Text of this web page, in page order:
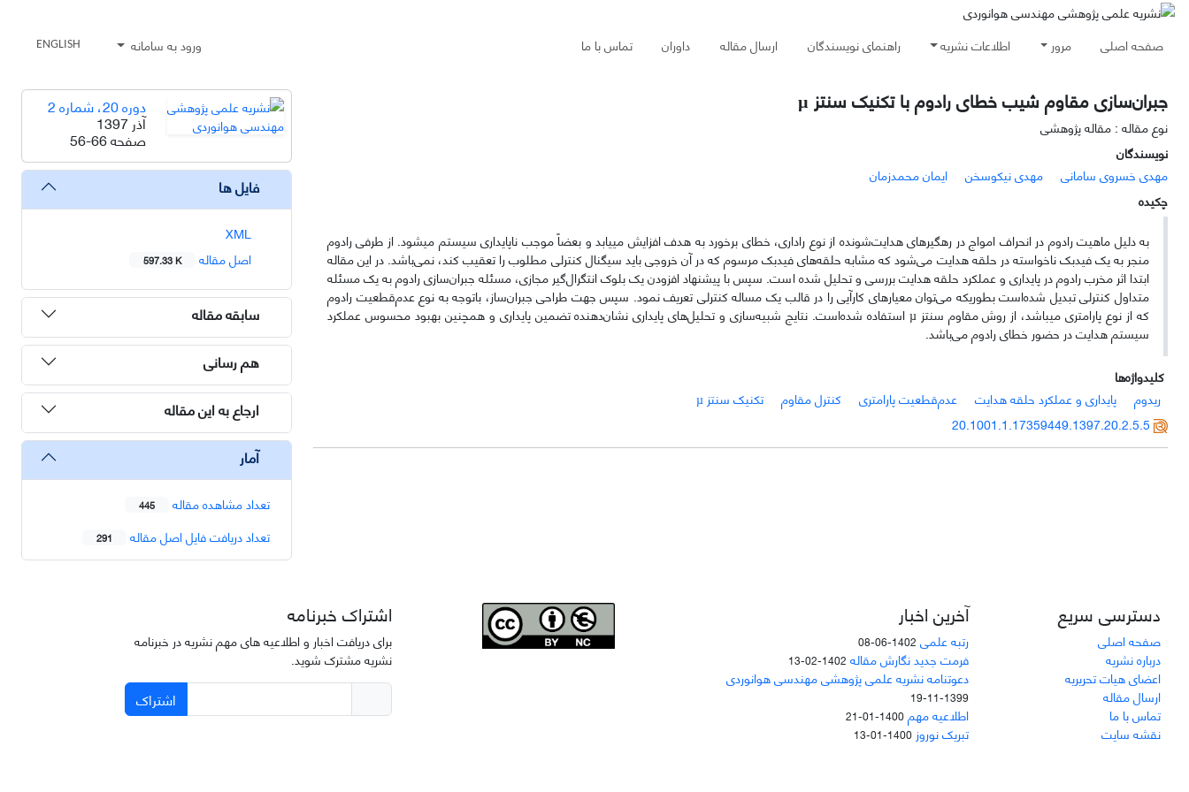
صفحه اصلی مرور اطلاعات نشریه راهنمای نویسندگان ارسال مقاله داوران تماس با ما ورود به سامانه ENGLISH
جبران‌سازی مقاوم شیب خطای رادوم با تکنیک سنتز µ
نوع مقاله : مقاله پژوهشی
نویسندگان
مهدی خسروی سامانی
مهدی نیکوسخن
ایمان محمدزمان
چکیده
به دلیل ماهیت رادوم در انحراف امواج در رهگیرهای هدایت‌شونده از نوع راداری، خطای برخورد به هدف افزایش می­یابد و بعضاً موجب ناپایداری سیستم می­­­­­شود. از طرفی رادوم
منجر به یک فیدبک ناخواسته در حلقه هدایت می‌شود که مشابه حلقه‌های فیدبک مرسوم که در آن خروجی باید سیگنال کنترلی مطلوب را تعقیب کند، نمی‌باشد. در این مقاله
ابتدا اثر مخرب رادوم در پایداری و عملکرد حلقه هدایت بررسی و تحلیل شده است. سپس با پیشنهاد افزودن یک بلوک انتگرال‌گیر مجازی، مسئله جبران‌سازی رادوم به یک مسئله
متداول کنترلی تبدیل شده‌است بطوریکه می‌توان معیارهای کارآیی را در قالب یک مساله کنترلی تعریف نمود. سپس جهت طراحی جبران‌ساز، باتوجه به نوع عدم‌قطعیت رادوم
که از نوع پارامتری می­باشد، از روش مقاوم سنتزµ استفاده شده‌است. نتایج شبیه‌سازی و تحلیل‌های پایداری نشان‌دهنده تضمین پایداری و همچنین بهبود محسوس عملکرد
سیستم هدایت در حضور خطای رادوم می‌باشد.
کلیدواژه‌ها
ریدوم
پایداری و عملکرد حلقه هدایت عدم‌قطعیت پارامتری کنترل مقاوم
تکنیک سنتز µ
20.1001.1.17359449.1397.20.2.5.5
دوره 20، شماره 2
آذر 1397
صفحه56-66
فایل ها
XML
اصل مقاله
597.33 K
سابقه مقاله
هم رسانی
ارجاع به این مقاله
آمار
تعداد مشاهده مقاله 445
تعداد دریافت فایل اصل مقاله 291
دسترسی سریع
صفحه اصلی
درباره نشریه
اعضای هیات تحریریه
ارسال مقاله
تماس با ما
نقشه سایت
آخرین اخبار
رتبه علمی 1402-06-08
فرمت جدید نگارش مقاله 1402-02-13
دعوتنامه نشریه علمی پژوهشی مهندسی هوانوردی
1399-11-19
اطلاعیه مهم1400-01-21
تبریک نوروز 1400-01-13
اشتراک خبرنامه
برای دریافت اخبار و اطلاعیه های مهم نشریه در خبرنامه
نشریه مشترک شوید.
اشتراک